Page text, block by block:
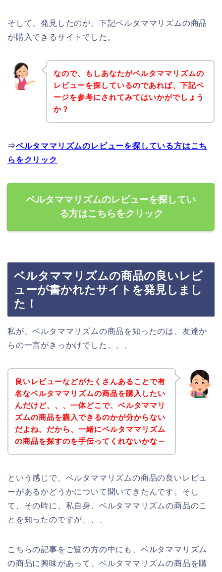
そして、発見したのが、下記ベルタママリズムの商品
が購入できるサイトでした。
なので、もしあなたがベルタママリズムの
レビューを探しているのであれば、下記ペ
ージを参考にされてみてはいかがでしょう
か？
⇒ベルタママリズムのレビューを探している方はこち
らをクリック
ベルタママリズムのレビューを探してい
る方はこちらをクリック
ベルタママリズムの商品の良いレビ
ューが書かれたサイトを発見しまし
た！
私が、ベルタママリズムの商品を知ったのは、友達か
らの一言がきっかけでした、、、
良いレビューなどがたくさんあることで有
名なベルタママリズムの商品を購入したい
んだけど、、、一体どこで、ベルタママリ
ズムの商品を購入できるのかが分からない
だよね。だから、一緒にベルタママリズム
の商品を探すのを手伝ってくれないかな～
という感じで、ベルタママリズムの商品の良いレビュ
ーがあるかどうかについて聞いてきたんです。そし
て、その時に、私自身、ベルタママリズムの商品のこ
とを知ったのですが、、、
こちらの記事をご覧の方の中にも、ベルタママリズム
の商品に興味があって、ベルタママリズムの商品を購